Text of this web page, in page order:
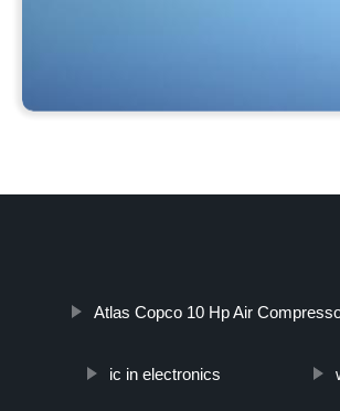
Atlas Copco 10 Hp Air
ic in electronics